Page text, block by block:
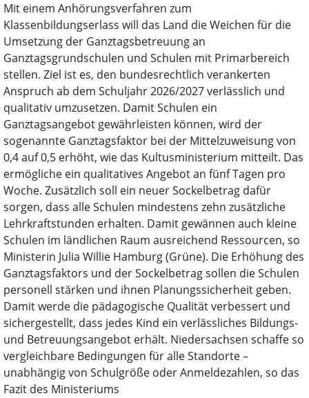
Mit einem Anhörungsverfahren zum
Klassenbildungserlass will das Land die Weichen für die
Umsetzung der Ganztagsbetreuung an
Ganztagsgrundschulen und Schulen mit Primarbereich
stellen. Ziel ist es, den bundesrechtlich verankerten
Anspruch ab dem Schuljahr 2026/2027 verlässlich und
qualitativ umzusetzen. Damit Schulen ein
Ganztagsangebot gewährleisten können, wird der
sogenannte Ganztagsfaktor bei der Mittelzuweisung von
0,4 auf 0,5 erhöht, wie das Kultusministerium mitteilt. Das
ermögliche ein qualitatives Angebot an fünf Tagen pro
Woche. Zusätzlich soll ein neuer Sockelbetrag dafür
sorgen, dass alle Schulen mindestens zehn zusätzliche
Lehrkraftstunden erhalten. Damit gewännen auch kleine
Schulen im ländlichen Raum ausreichend Ressourcen, so
Ministerin Julia Willie Hamburg (Grüne). Die Erhöhung des
Ganztagsfaktors und der Sockelbetrag sollen die Schulen
personell stärken und ihnen Planungssicherheit geben.
Damit werde die pädagogische Qualität verbessert und
sichergestellt, dass jedes Kind ein verlässliches Bildungs-
und Betreuungsangebot erhält. Niedersachsen schaffe so
vergleichbare Bedingungen für alle Standorte –
unabhängig von Schulgröße oder Anmeldezahlen, so das
Fazit des Ministeriums